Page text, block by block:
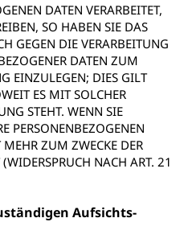
DATEN VERARBEITET,
SO HABEN SIE DAS
GEGEN DIE VERARBEITUNG
DATEN ZUM
EINZULEGEN; DIES GILT
ES MIT SOLCHER
STEHT. WENN SIE
PERSONENBEZOGENEN
ZUM ZWECKE DER
NACH ART. 21
Aufsichts­